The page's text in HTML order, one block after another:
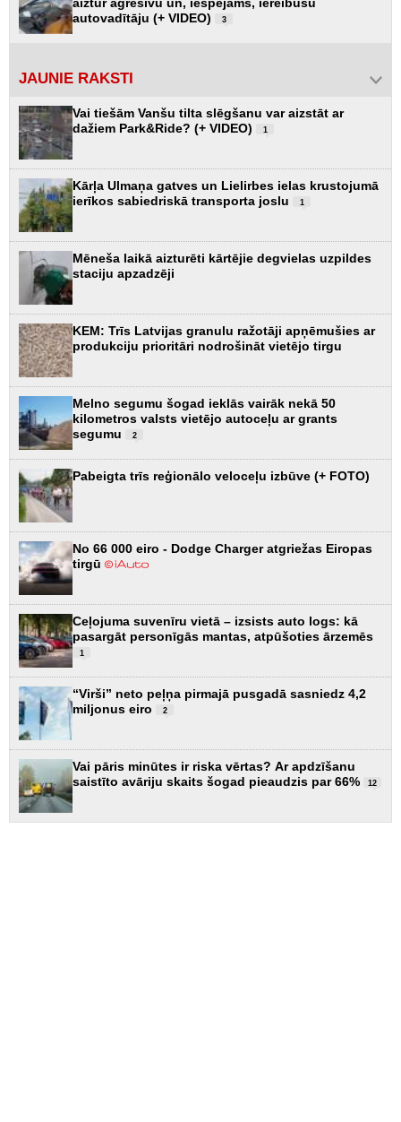
autovadītāju (+ VIDEO)
3
JAUNIE RAKSTI
Vai tiešām Vanšu tilta slēgšanu var aizstāt ar
dažiem Park&Ride? (+ VIDEO)
1
Kārļa Ulmaņa gatves un Lielirbes ielas krustojumā
ierīkos sabiedriskā transporta joslu
1
Mēneša laikā aizturēti kārtējie degvielas uzpildes
staciju apzadzēji
KEM: Trīs Latvijas granulu ražotāji apņēmušies ar
produkciju prioritāri nodrošināt vietējo tirgu
Melno segumu šogad ieklās vairāk nekā 50
kilometros valsts vietējo autoceļu ar grants
segumu
2
Pabeigta trīs reģionālo veloceļu izbūve (+ FOTO)
No 66 000 eiro - Dodge Charger atgriežas Eiropas
tirgū
Ceļojuma suvenīru vietā – izsists auto logs: kā
pasargāt personīgās mantas, atpūšoties ārzemēs
1
“Virši” neto peļņa pirmajā pusgadā sasniedz 4,2
miljonus eiro
2
Vai pāris minūtes ir riska vērtas? Ar apdzīšanu
saistīto avāriju skaits šogad pieaudzis par 66%
12